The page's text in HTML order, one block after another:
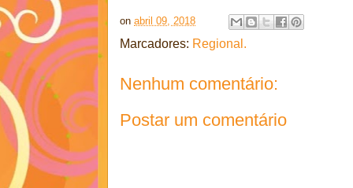
on abril 09, 2018
Marcadores: Regional.
Nenhum comentário:
Postar um comentário